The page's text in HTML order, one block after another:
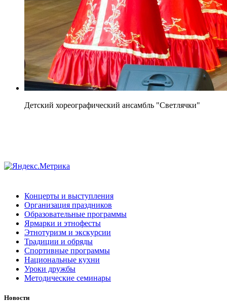
Детский хореографический ансамбль "Светлячки"
Концерты и выступления
Организация праздников
Образовательные программы
Ярмарки и этнофесты
Этнотуризм и экскурсии
Традиции и обряды
Спортивные программы
Национальные кухни
Уроки дружбы
Методические семинары
Новости